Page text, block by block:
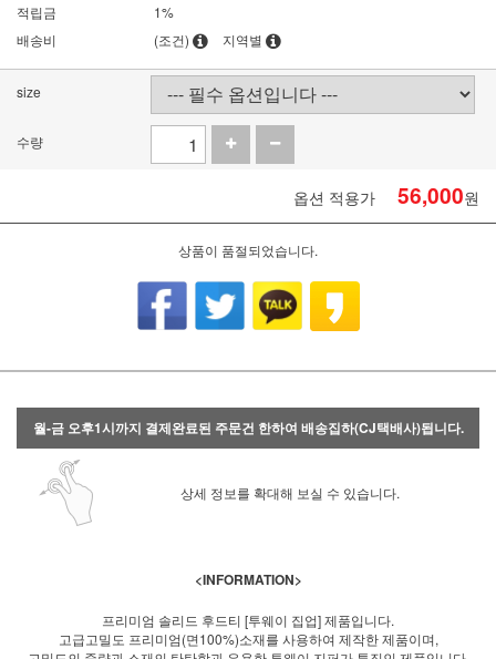
적립금
1%
배송비
(조건) 지역별
size
수량
옵션 적용가 56,000원
상품이 품절되었습니다.
월-금 오후1시까지 결제완료된 주문건 한하여 배송집하(CJ택배사)됩니다.
상세 정보를 확대해 보실 수 있습니다.
<INFORMATION>
프리미엄 솔리드 후드티 [투웨이 집업] 제품입니다.
고급고밀도 프리미엄(면100%)소재를 사용하여 제작한 제품이며,